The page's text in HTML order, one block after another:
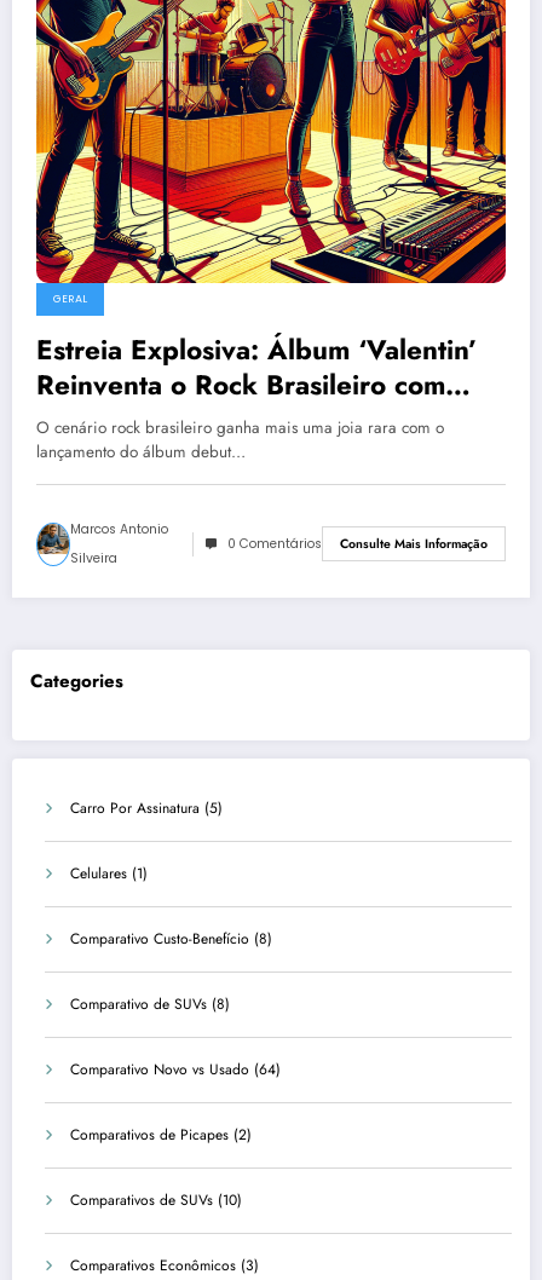
GERAL
Estreia Explosiva: Álbum ‘Valentin’
Reinventa o Rock Brasileiro com
Sotaque Cearense e Paulistano
O cenário rock brasileiro ganha mais uma joia rara com o
lançamento do álbum debut…
Marcos Antonio
Silveira
0 Comentários Consulte Mais Informação
Categories
Carro Por Assinatura (5)
Celulares (1)
Comparativo Custo-Benefício (8)
Comparativo de SUVs (8)
Comparativo Novo vs Usado (64)
Comparativos de Picapes (2)
Comparativos de SUVs (10)
Comparativos Econômicos (3)